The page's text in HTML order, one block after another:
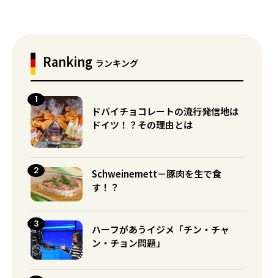
Ranking ランキング
ドバイチョコレートの流行発信地は
ドイツ！？その理由とは
Schweinemett－豚肉を生で食
す！？
ハーフがあうイジメ「チン・チャ
ン・チョン問題」